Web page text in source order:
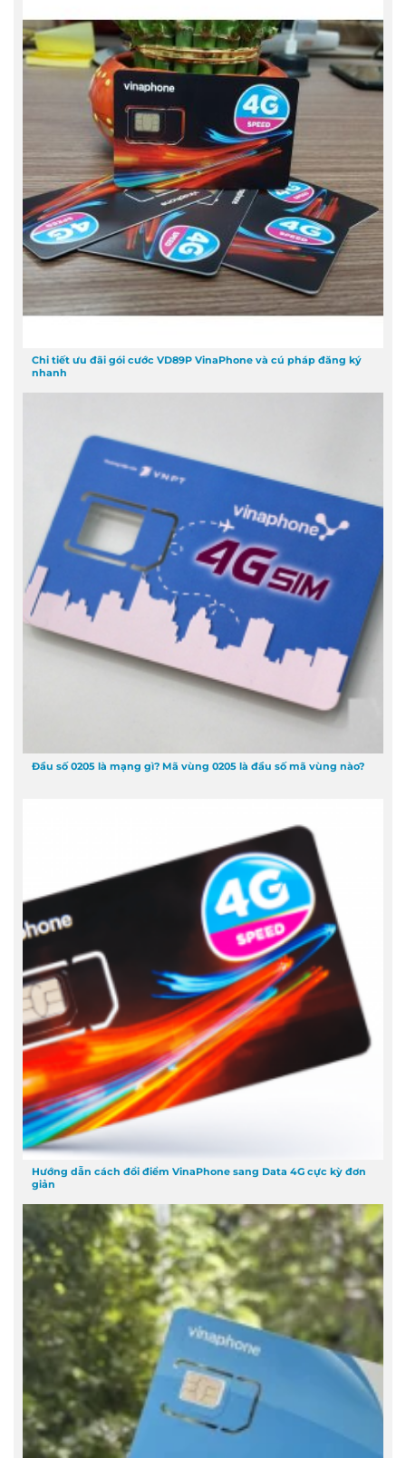
Chi tiết ưu đãi gói cước VD89P VinaPhone và cú pháp đăng ký
nhanh
Đầu số 0205 là mạng gì? Mã vùng 0205 là đầu số mã vùng nào?
Hướng dẫn cách đổi điểm VinaPhone sang Data 4G cực kỳ đơn
giản